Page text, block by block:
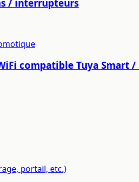
/ interrupteurs
compatible Tuya Smart
portail, etc.)